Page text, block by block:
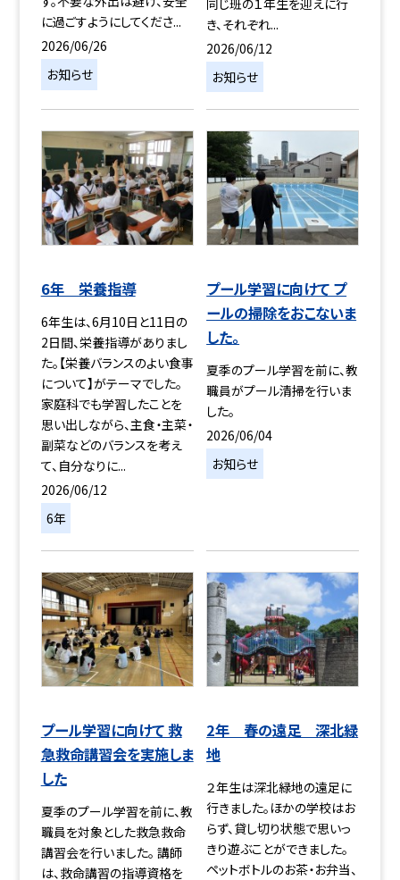
に過ごすようにしてくださ...
2026/06/26
お知らせ
き、それぞれ...
2026/06/12
お知らせ
6年 栄養指導
6年生は、6月10日と11日の
2日間、栄養指導がありまし
た。【栄養バランスのよい食事
について】がテーマでした。
家庭科でも学習したことを
思い出しながら、主食・主菜・
副菜などのバランスを考え
て、自分なりに...
2026/06/12
6年
プール学習に向けて プ
ールの掃除をおこないま
した。
夏季のプール学習を前に、教
職員がプール清掃を行いま
した。
2026/06/04
お知らせ
プール学習に向けて 救
急救命講習会を実施しま
した
夏季のプール学習を前に、教
職員を対象とした救急救命
講習会を行いました。 講師
は、救命講習の指導資格を
2年 春の遠足 深北緑
地
２年生は深北緑地の遠足に
行きました。ほかの学校はお
らず、貸し切り状態で思いっ
きり遊ぶことができました。
ペットボトルのお茶・お弁当、